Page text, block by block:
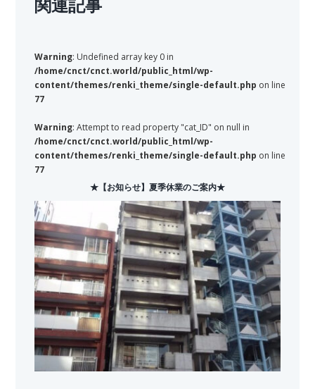
Warning: Undefined array key 0 in
/home/cnct/cnct.world/public_html/wp-
content/themes/renki_theme/single-default.php on line
77
Warning: Attempt to read property "cat_ID" on null in
/home/cnct/cnct.world/public_html/wp-
content/themes/renki_theme/single-default.php on line
77
★【お知らせ】夏季休業のご案内★